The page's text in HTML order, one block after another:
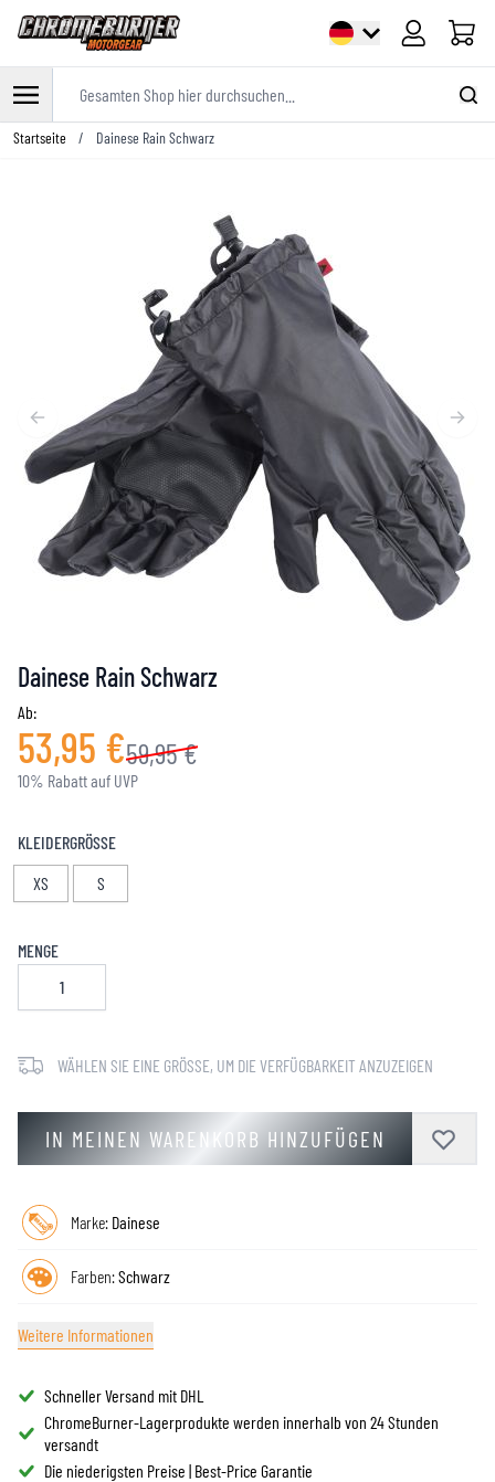
Zum Inhalt springen
Startseite / Dainese Rain Schwarz
Dainese Rain Schwarz
Ab:
53,95 €59,95 €
10% Rabatt auf UVP
KLEIDERGRÖSSE
XS
S
MENGE
WÄHLEN SIE EINE GRÖSSE, UM DIE VERFÜGBARKEIT ANZUZEIGEN
IN MEINEN WARENKORB HINZUFÜGEN
Marke: Dainese
Farben:Schwarz
Weitere Informationen
Schneller Versand mit DHL
ChromeBurner-Lagerprodukte werden innerhalb von 24 Stunden
versandt
Die niederigsten Preise | Best-Price Garantie